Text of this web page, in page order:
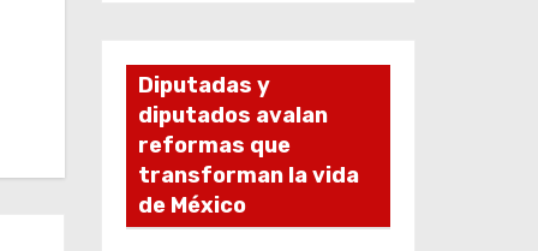
Diputadas y
diputados avalan
reformas que
transforman la vida
de México